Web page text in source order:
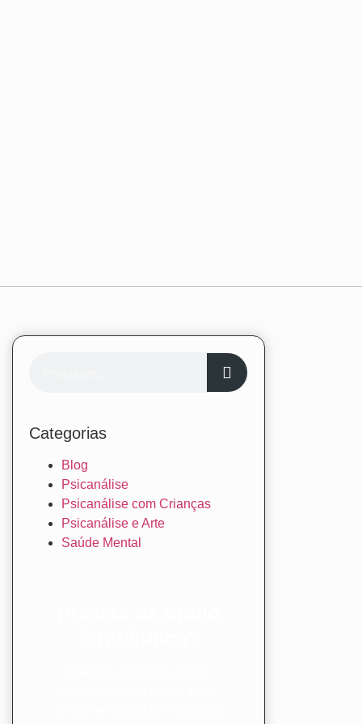
Categorias
Blog
Psicanálise
Psicanálise com Crianças
Psicanálise e Arte
Saúde Mental